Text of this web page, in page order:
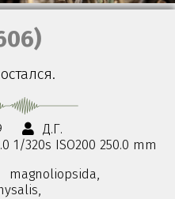
Д.Г.
1/320s ISO200 250.0 mm
magnoliopsida,